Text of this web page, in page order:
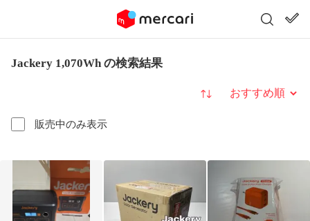
Jackery 1,070Wh の検索結果
販売中のみ表示
並び替え